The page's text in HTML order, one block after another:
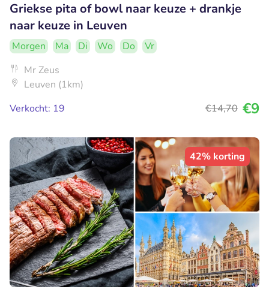
Griekse pita of bowl naar keuze + drankje
naar keuze in Leuven
Morgen Ma Di Wo Do
Vr
Mr Zeus
Leuven (1km)
Verkocht: 19
€14,70 €9
42% korting